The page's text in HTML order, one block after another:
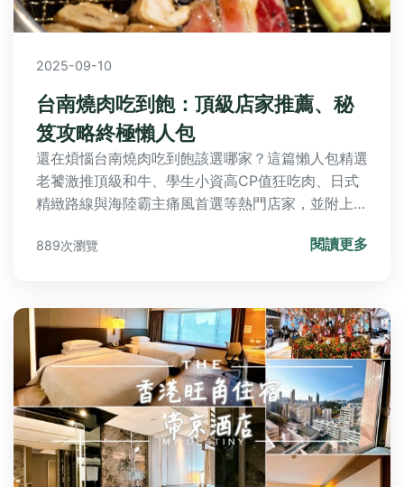
2025-09-10
台南燒肉吃到飽：頂級店家推薦、秘
笈攻略終極懶人包
還在煩惱台南燒肉吃到飽該選哪家？這篇懶人包精選
老饕激推頂級和牛、學生小資高CP值狂吃肉、日式
精緻路線與海陸霸主痛風首選等熱門店家，並附上必
肉盛宴不踩雷！
889次瀏覽 閱讀更多